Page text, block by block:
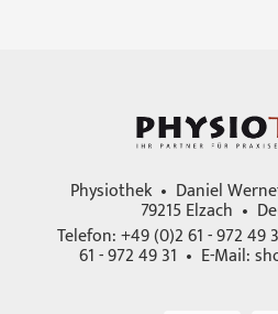
Physiothek • Daniel
79215 Elzach •
Telefon: +49 (0)2 61 - 972
61 - 972 49 31 • E-Mail: